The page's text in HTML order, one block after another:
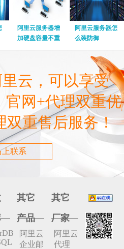
阿里云服务器增
加硬盘容量不重
启
阿里云服务器怎
么装防御
云，可以享受
官网+代理双重优
双重售后服务！
上联系
其它
产品
阿里云
企业邮
其它
厂家
阿里云
代理